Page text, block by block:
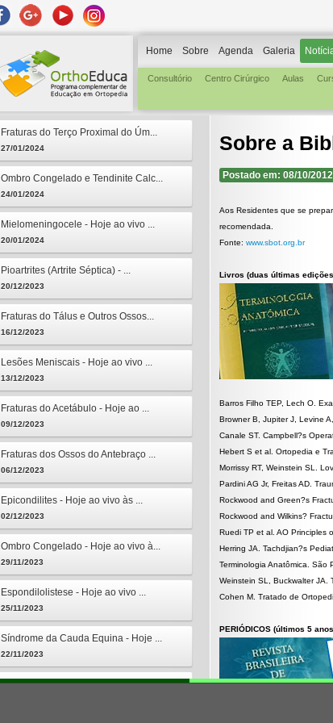
Home Sobre Agenda Galeria
Consultório Centro Cirúrgico Aulas
Fraturas do Terço Proximal do Úm...
27/01/2024
Ombro Congelado e Tendinite Calc...
24/01/2024
Mielomeningocele - Hoje ao vivo ...
20/01/2024
Pioartrites (Artrite Séptica) - ...
20/12/2023
Fraturas do Tálus e Outros Ossos...
16/12/2023
Lesões Meniscais - Hoje ao vivo ...
13/12/2023
Fraturas do Acetábulo - Hoje ao ...
09/12/2023
Fraturas dos Ossos do Antebraço ...
06/12/2023
Epicondilites - Hoje ao vivo às ...
02/12/2023
Ombro Congelado - Hoje ao vivo à...
29/11/2023
Espondilolistese - Hoje ao vivo ...
25/11/2023
Síndrome da Cauda Equina - Hoje ...
22/11/2023
Osteomielites - Hoje ao vivo às ...
Sobre a
Postado em: 08/10/2012
Aos Residentes que se
recomendada.
Fonte: www.sbot.org.br
Livros (duas últimas
Barros Filho TEP, Lech O.
Browner B, Jupiter J, Levine
Canale ST. Campbell?s
Hebert S et al. Ortopedia e
Morrissy RT, Weinstein SL.
Pardini AG Jr, Freitas AD.
Rockwood and Green?s
Rockwood and Wilkins?
Ruedi TP et al. AO Principles
Herring JA. Tachdjian?s
Terminologia Anatômica. São
Weinstein SL, Buckwalter JA.
Cohen M. Tratado de
PERIÓDICOS (últimos 5